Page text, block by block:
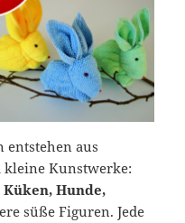
aus
kleine Kunstwerke:
Hunde,
süße Figuren. Jede